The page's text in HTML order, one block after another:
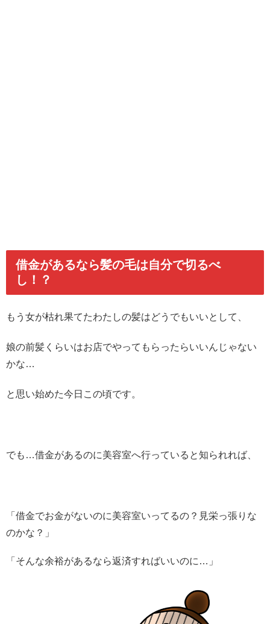
借金があるなら髪の毛は自分で切るべ
し！？
もう女が枯れ果てたわたしの髪はどうでもいいとして、
娘の前髪くらいはお店でやってもらったらいいんじゃない
かな…
と思い始めた今日この頃です。
でも…借金があるのに美容室へ行っていると知られれば、
「借金でお金がないのに美容室いってるの？見栄っ張りな
のかな？」
「そんな余裕があるなら返済すればいいのに…」